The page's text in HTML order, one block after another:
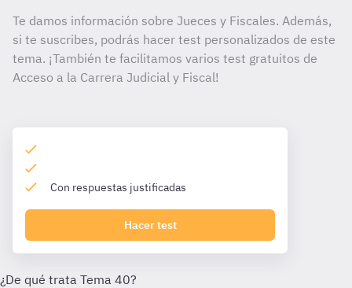
Te damos información sobre Jueces y Fiscales. Además,
si te suscribes, podrás hacer test personalizados de este
tema. ¡También te facilitamos varios test gratuitos de
Acceso a la Carrera Judicial y Fiscal!
Con respuestas justificadas
Hacer test